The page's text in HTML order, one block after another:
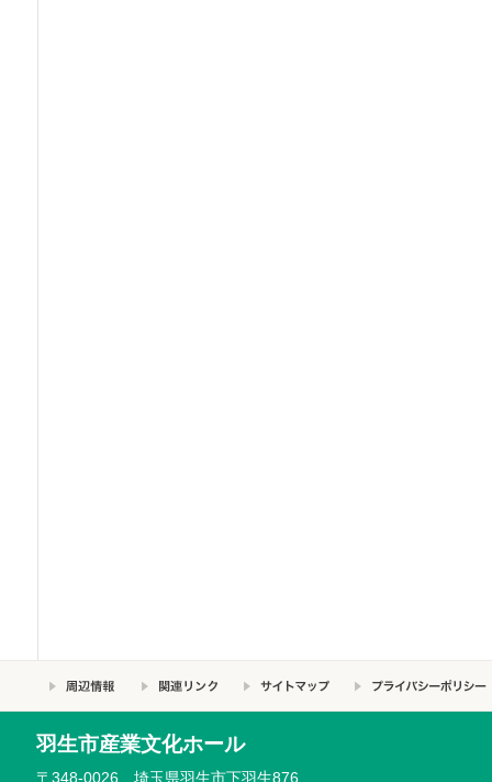
羽生市産業文化ホール
〒348-0026 埼玉県羽生市下羽生876